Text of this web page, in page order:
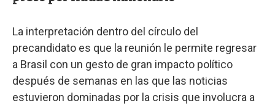
La interpretación dentro del círculo del
precandidato es que la reunión le permite regresar
a Brasil con un gesto de gran impacto político
después de semanas en las que las noticias
estuvieron dominadas por la crisis que involucra a